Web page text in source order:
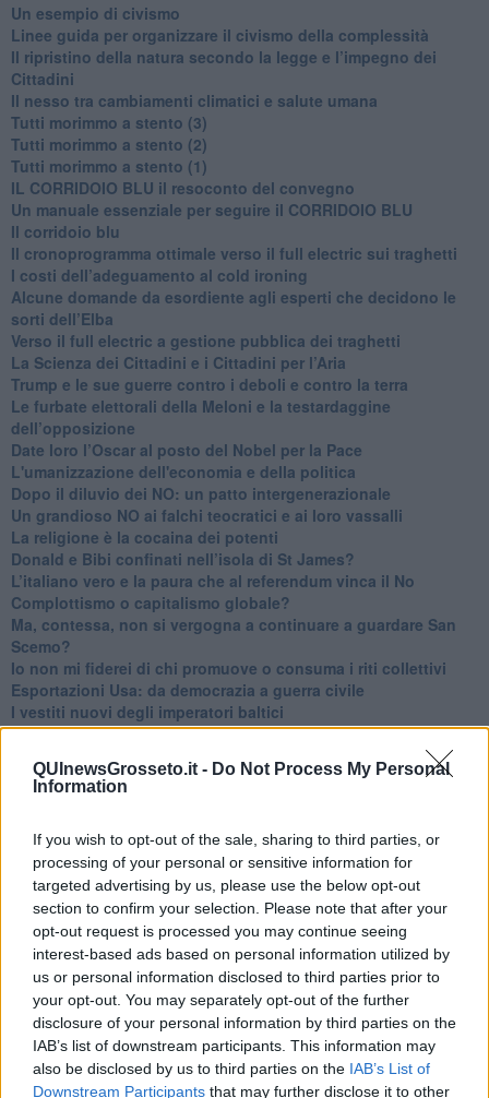
QUInewsGrosseto.it - Do Not Process My Personal
Information
If you wish to opt-out of the sale, sharing to third parties, or
processing of your personal or sensitive information for
targeted advertising by us, please use the below opt-out
section to confirm your selection. Please note that after your
opt-out request is processed you may continue seeing
interest-based ads based on personal information utilized by
us or personal information disclosed to third parties prior to
your opt-out. You may separately opt-out of the further
disclosure of your personal information by third parties on the
IAB’s list of downstream participants. This information may
also be disclosed by us to third parties on the IAB’s List of
Downstream Participants that may further disclose it to other
​Un esempio di civismo
​Linee guida per organizzare il civismo della complessità
​Il ripristino della natura secondo la legge e l’impegno dei
Cittadini
Il nesso tra cambiamenti climatici e salute umana
Tutti morimmo a stento (3)
Tutti morimmo a stento (2)
​Tutti morimmo a stento (1)
IL CORRIDOIO BLU il resoconto del convegno
Un manuale essenziale per seguire il CORRIDOIO BLU
Il corridoio blu
​Il cronoprogramma ottimale verso il full electric sui traghetti
​I costi dell’adeguamento al cold ironing
Alcune domande da esordiente agli esperti che decidono le
sorti dell’Elba
Verso il full electric a gestione pubblica dei traghetti​
​La Scienza dei Cittadini e i Cittadini per l’Aria
Trump e le sue guerre contro i deboli e contro la terra
​Le furbate elettorali della Meloni e la testardaggine
dell’opposizione
​Date loro l’Oscar al posto del Nobel per la Pace
L'umanizzazione dell'economia e della politica
​Dopo il diluvio dei NO: un patto intergenerazionale
​Un grandioso NO ai falchi teocratici e ai loro vassalli
La religione è la cocaina dei potenti
Donald e Bibi confinati nell’isola di St James?
L’italiano vero e la paura che al referendum vinca il No
​Complottismo o capitalismo globale?
​Ma, contessa, non si vergogna a continuare a guardare San
Scemo?
​Io non mi fiderei di chi promuove o consuma i riti collettivi
Esportazioni Usa: da democrazia a guerra civile
​I vestiti nuovi degli imperatori baltici
​Pupazzi!
​La depressione infantile di Roger Waters e la propaganda di
guerra"
Senza una Retta Visione l’Uomo è un automa
​La propaganda bellica nostrana vs l’hasbarà dei sionisti
​La cleptocrazia e lo studio sociologico della propaganda di
guerra
​Uccidere per gioco: il cacciatore e chi vuole armarsi
​La Cop 30 di Belem giorno per giorno
La Cop 30, i crimini e i misfatti verso la vita sulla terra
Arrostire il pianeta: le grandi emissioni della carne e dei
latticini
​Cop 30, uragani e riconversione delle spese militari
La responsabilità storica della morte sulla terra
PTSD e suicidi svelano l’intento suicidario della guerra e